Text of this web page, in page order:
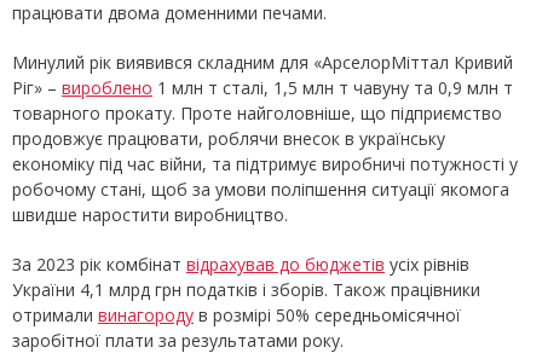
працювати двома доменними печами.
Минулий рік виявився складним для «АрселорМіттал Кривий
Ріг» – вироблено 1 млн т сталі, 1,5 млн т чавуну та 0,9 млн т
товарного прокату. Проте найголовніше, що підприємство
продовжує працювати, роблячи внесок в українську
економіку під час війни, та підтримує виробничі потужності у
робочому стані, щоб за умови поліпшення ситуації якомога
швидше наростити виробництво.
За 2023 рік комбінат відрахував до бюджетів усіх рівнів
України 4,1 млрд грн податків і зборів. Також працівники
отримали винагороду в розмірі 50% середньомісячної
заробітної плати за результатами року.